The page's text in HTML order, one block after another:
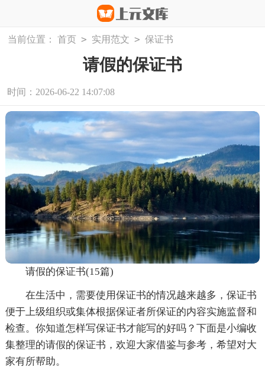
当前位置： 首页 > 实用范文 > 保证书
请假的保证书
时间：2026-06-22 14:07:08
请假的保证书(15篇)
在生活中，需要使用保证书的情况越来越多，保证书
便于上级组织或集体根据保证者所保证的内容实施监督和
检查。你知道怎样写保证书才能写的好吗？下面是小编收
集整理的请假的保证书，欢迎大家借鉴与参考，希望对大
家有所帮助。